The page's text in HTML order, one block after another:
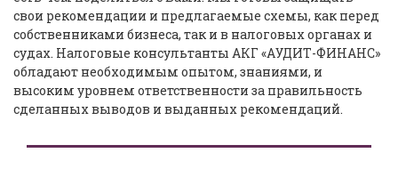
свои рекомендации и предлагаемые схемы, как перед
собственниками бизнеса, так и в налоговых органах и
судах. Налоговые консультанты АКГ «АУДИТ-ФИНАНС»
обладают необходимым опытом, знаниями, и
высоким уровнем ответственности за правильность
сделанных выводов и выданных рекомендаций.